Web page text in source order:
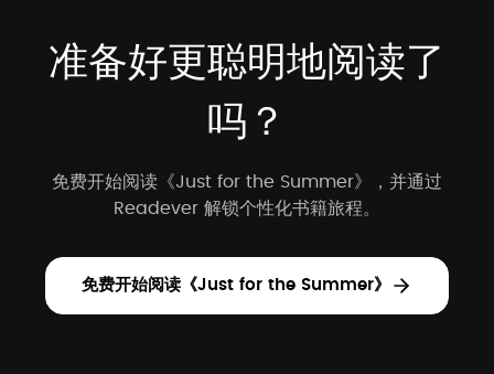
准备好更聪明地阅读了
吗？
免费开始阅读《Just for the Summer》，并通过
Readever 解锁个性化书籍旅程。
免费开始阅读《Just for the Summer》